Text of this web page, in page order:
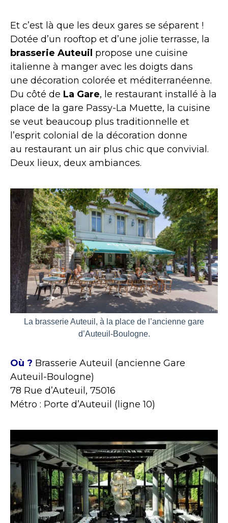
Et c’est là que les deux gares se séparent !
Dotée d’un rooftop et d’une jolie terrasse, la
brasserie Auteuil propose une cuisine
italienne à manger avec les doigts dans
une décoration colorée et méditerranéenne.
Du côté de La Gare, le restaurant installé à la
place de la gare Passy-La Muette, la cuisine
se veut beaucoup plus traditionnelle et
l’esprit colonial de la décoration donne
au restaurant un air plus chic que convivial.
Deux lieux, deux ambiances.
La brasserie Auteuil, à la place de l’ancienne gare
d’Auteuil-Boulogne.
Où ? Brasserie Auteuil (ancienne Gare
Auteuil-Boulogne)
78 Rue d’Auteuil, 75016
Métro : Porte d’Auteuil (ligne 10)